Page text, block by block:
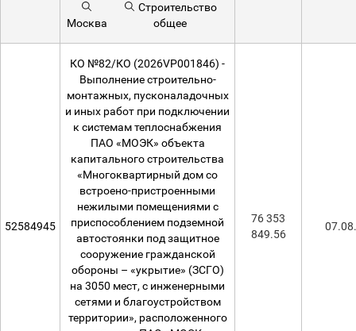
Москва
Строительство
общее
52584945
КО №82/КО (2026VP001846) -
Выполнение строительно-
монтажных, пусконаладочных
и иных работ при подключении
к системам теплоснабжения
ПАО «МОЭК» объекта
капитального строительства
«Многоквартирный дом со
встроено-пристроенными
нежилыми помещениями с
приспособлением подземной
автостоянки под защитное
сооружение гражданской
обороны – «укрытие» (ЗСГО)
на 3050 мест, с инженерными
сетями и благоустройством
территории», расположенного
76 353
849.56